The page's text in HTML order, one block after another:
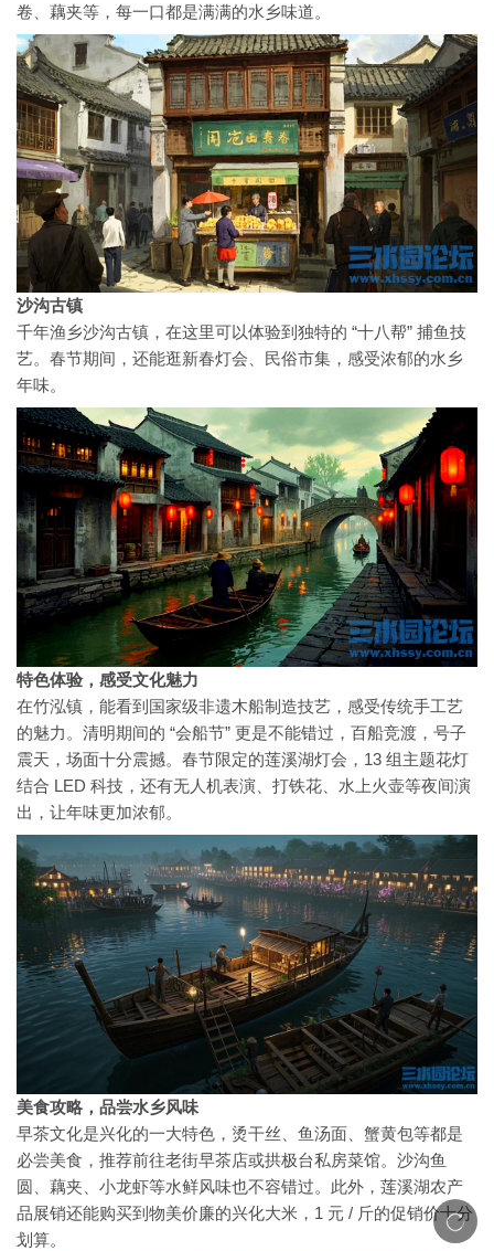
卷、藕夹等，每一口都是满满的水乡味道。
沙沟古镇
千年渔乡沙沟古镇，在这里可以体验到独特的 “十八帮” 捕鱼技
艺。春节期间，还能逛新春灯会、民俗市集，感受浓郁的水乡
年味。
特色体验，感受文化魅力
在竹泓镇，能看到国家级非遗木船制造技艺，感受传统手工艺
的魅力。清明期间的 “会船节” 更是不能错过，百船竞渡，号子
震天，场面十分震撼。春节限定的莲溪湖灯会，13 组主题花灯
结合 LED 科技，还有无人机表演、打铁花、水上火壶等夜间演
出，让年味更加浓郁。
美食攻略，品尝水乡风味
早茶文化是兴化的一大特色，烫干丝、鱼汤面、蟹黄包等都是
必尝美食，推荐前往老街早茶店或拱极台私房菜馆。沙沟鱼
圆、藕夹、小龙虾等水鲜风味也不容错过。此外，莲溪湖农产
品展销还能购买到物美价廉的兴化大米，1 元 / 斤的促销价十分
划算。